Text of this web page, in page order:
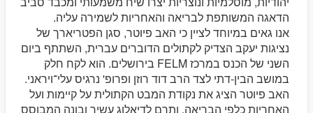
הדאגה המשותפת לבריאה והאחריות לשמירה עליה.
אנו גאים במיוחד לציין כי האב פיוטר, סגן הפטריארך של
נציגות יעקב הצדיק לקתולים הדוברים עברית, השתתף ביום
השני של הכנס במרכז FELM בירושלים. הוא לקח חלק
במושב הבין-דתי לצד הרב דוד רוזן ופרופ' נרגיס עלי־ויראני.
האב פיוטר הציג את נקודת המבט הקתולית על קיימות ועל
האחריות כלפי הבריאה, ותרם לדיאלוג עשיר ובונה המבוסס